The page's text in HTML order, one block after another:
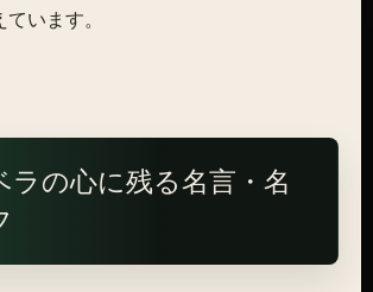
います。
ラの心に残る名言・名